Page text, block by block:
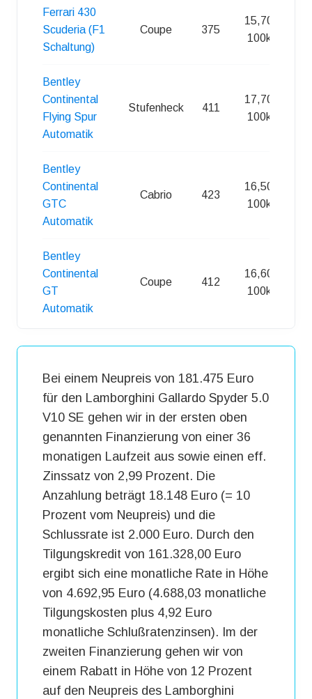
Ferrari 430
Scuderia (F1
Schaltung)
Coupe 375
15,70 l /
100km
Bentley
Continental
Flying Spur
Automatik
Stufenheck 411
17,70 l /
100km
Bentley
Continental
GTC
Automatik
Cabrio 423
16,50 l /
100km
Bentley
Continental
GT
Automatik
Coupe 412
16,60 l /
100km
Bei einem Neupreis von 181.475 Euro
für den Lamborghini Gallardo Spyder 5.0
V10 SE gehen wir in der ersten oben
genannten Finanzierung von einer 36
monatigen Laufzeit aus sowie einen eff.
Zinssatz von 2,99 Prozent. Die
Anzahlung beträgt 18.148 Euro (= 10
Prozent vom Neupreis) und die
Schlussrate ist 2.000 Euro. Durch den
Tilgungskredit von 161.328,00 Euro
ergibt sich eine monatliche Rate in Höhe
von 4.692,95 Euro (4.688,03 monatliche
Tilgungskosten plus 4,92 Euro
monatliche Schlußratenzinsen). Im der
zweiten Finanzierung gehen wir von
einem Rabatt in Höhe von 12 Prozent
auf den Neupreis des Lamborghini